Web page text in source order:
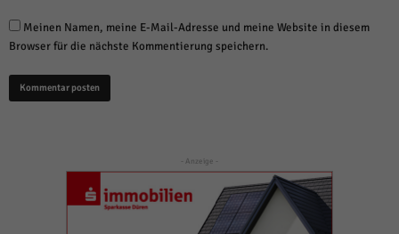
Meinen Namen, meine E-Mail-Adresse und meine Website in diesem
Browser für die nächste Kommentierung speichern.
- Anzeige -